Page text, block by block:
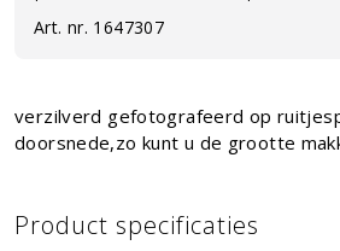
Art. nr. 1647307
verzilverd gefotografeerd op
doorsnede,zo kunt u de grootte
Product specificaties